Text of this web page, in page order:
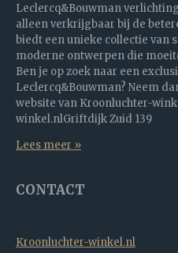
Leclercq&Bouwman
alleen verkrijgbaar bij de
biedt een unieke collectie van
moderne ontwerpen die
Ben je op zoek naar een
Leclercq&Bouwman? Neem
website van Kroonluchter-
winkel.nlGriftdijk Zuid 139
Lees meer »
CONTACT
Kroonluchter-winkel.nl